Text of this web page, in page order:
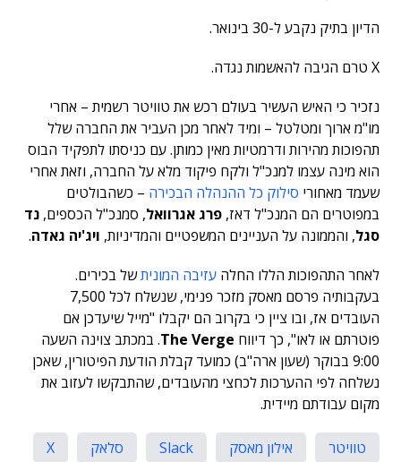
הדיון בתיק נקבע ל-30 בינואר.
X טרם הגיבה להאשמות נגדה.
נזכיר כי האיש העשיר בעולם רכש את טוויטר רשמית – אחרי
מו"מ ארוך ומטלטל – ומיד לאחר מכן העביר את החברה שלל
תהפוכות מהירות ודרמטיות מאין כמותן. עם כניסתו לתפקיד הבוס
הוא מינה עצמו למנכ"ל ולקח פיקוד מלא על החברה, וזאת אחרי
שעמד מאחורי סילוק כל ההנהלה הבכירה – כשהבולטים
במפוטרים הם המנכ"ל דאז, פרג אגרוואל, סמנכ"ל הכספים, נד
סגל, והממונה על העניינים המשפטיים והמדיניות, ויג'יה גאדה.
לאחר התהפוכות הללו החלה עזיבה המוניתשל בכירים.
בעקבותיה פרסם מאסק מזכר פנימי, שנשלח לכל 7,500
העובדים אז, ובו ציין כי בקרוב הם יקבלו "מייל שיעדכן אם
פוטרתם או לאו", כך דיווח The Verge. במכתב צוינה השעה
9:00 בבוקר (שעון ארה"ב) כמועד קבלת הודעת הפיטורין, שאכן
נשלחה לפי ההערכות לכחצי מהעובדים, שהתבקשו לעזוב את
מקום עבודתם מיידית.
טוויטר אילון מאסק Slack סלאק
X